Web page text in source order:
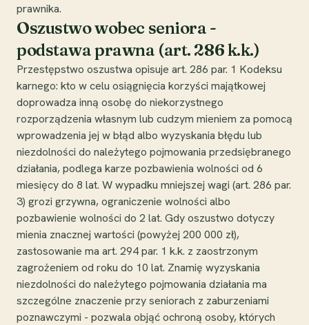
prawnika.
Oszustwo wobec seniora -
podstawa prawna (art. 286 k.k.)
Przestępstwo oszustwa opisuje art. 286 par. 1 Kodeksu
karnego: kto w celu osiągnięcia korzyści majątkowej
doprowadza inną osobę do niekorzystnego
rozporządzenia własnym lub cudzym mieniem za pomocą
wprowadzenia jej w błąd albo wyzyskania błędu lub
niezdolności do należytego pojmowania przedsiębranego
działania, podlega karze pozbawienia wolności od 6
miesięcy do 8 lat. W wypadku mniejszej wagi (art. 286 par.
3) grozi grzywna, ograniczenie wolności albo
pozbawienie wolności do 2 lat. Gdy oszustwo dotyczy
mienia znacznej wartości (powyżej 200 000 zł),
zastosowanie ma art. 294 par. 1 k.k. z zaostrzonym
zagrożeniem od roku do 10 lat. Znamię wyzyskania
niezdolności do należytego pojmowania działania ma
szczególne znaczenie przy seniorach z zaburzeniami
poznawczymi - pozwala objąć ochroną osoby, których